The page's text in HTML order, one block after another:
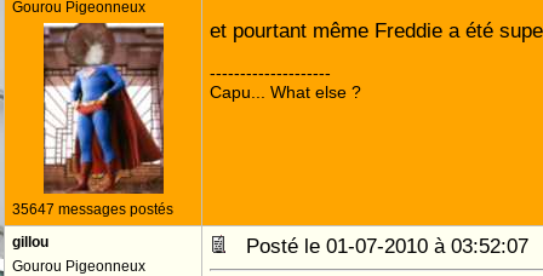
Gourou Pigeonneux
35647 messages postés
et pourtant même Freddie a été
--------------------
Capu... What else ?
gillou
Gourou Pigeonneux
Posté le 01-07-2010 à